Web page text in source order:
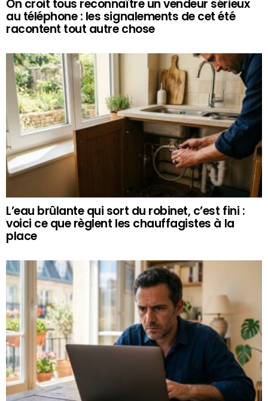
On croit tous reconnaître un vendeur sérieux
au téléphone : les signalements de cet été
racontent tout autre chose
L’eau brûlante qui sort du robinet, c’est fini :
voici ce que règlent les chauffagistes à la
place